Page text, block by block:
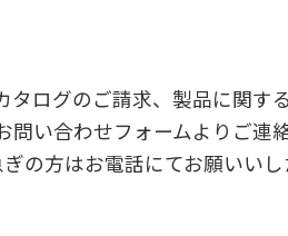
タログのご請求、製品に関す
問い合わせフォームよりご連
の方はお電話にてお願いいし